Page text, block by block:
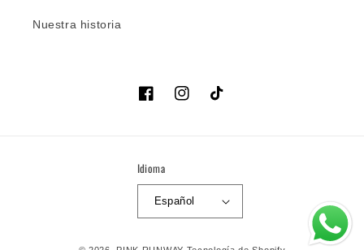
Nuestra historia
FacebookInstagramTikTok
Idioma
Español